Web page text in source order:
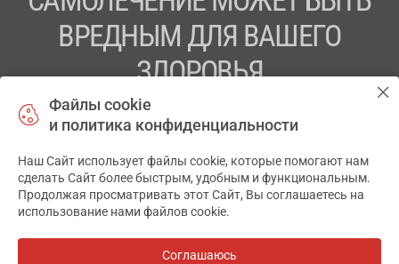
ВРЕДНЫМ ДЛЯ ВАШЕГО
ЗДОРОВЬЯ
ПЕРЕД ПРИМЕНЕНИЕМ ПРЕПАРАТА
ПРОКОНСУЛЬТИРУЙТЕСЬ С ВРАЧОМ
ТОВ «АПТЕКА 911.ЮА» Код ЄДРПОУ 43631965.
Отказ от ответственности
АПТЕКА911.ЮА
Файлы cookie
и политика конфиденциальности
Наш Сайт использует файлы cookie, которые помогают нам
сделать Сайт более быстрым, удобным и функциональным.
Продолжая просматривать этот Сайт, Вы соглашаетесь на
использование нами файлов cookie.
Соглашаюсь
✕